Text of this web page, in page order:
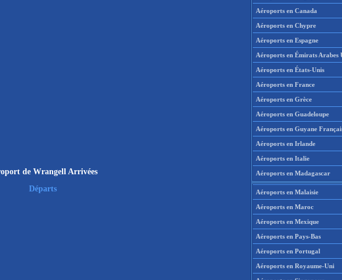
de Wrangell Arrivées
Départs
Aéroports en Canada
Aéroports en Chypre
Aéroports en Espagne
Aéroports en Émirats Arabes
Aéroports en États-Unis
Aéroports en France
Aéroports en Grèce
Aéroports en Guadeloupe
Aéroports en Guyane
Aéroports en Irlande
Aéroports en Italie
Aéroports en Madagascar
Aéroports en Malaisie
Aéroports en Maroc
Aéroports en Mexique
Aéroports en Pays-Bas
Aéroports en Portugal
Aéroports en Royaume-Uni